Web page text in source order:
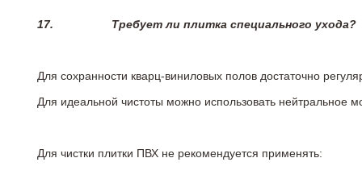
17. Требует ли плитка специального ухода?
Для сохранности кварц-виниловых полов достаточно
Для идеальной чистоты можно использовать
Для чистки плитки ПВХ не рекомендуется применять: